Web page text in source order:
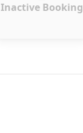
Inactive Booking